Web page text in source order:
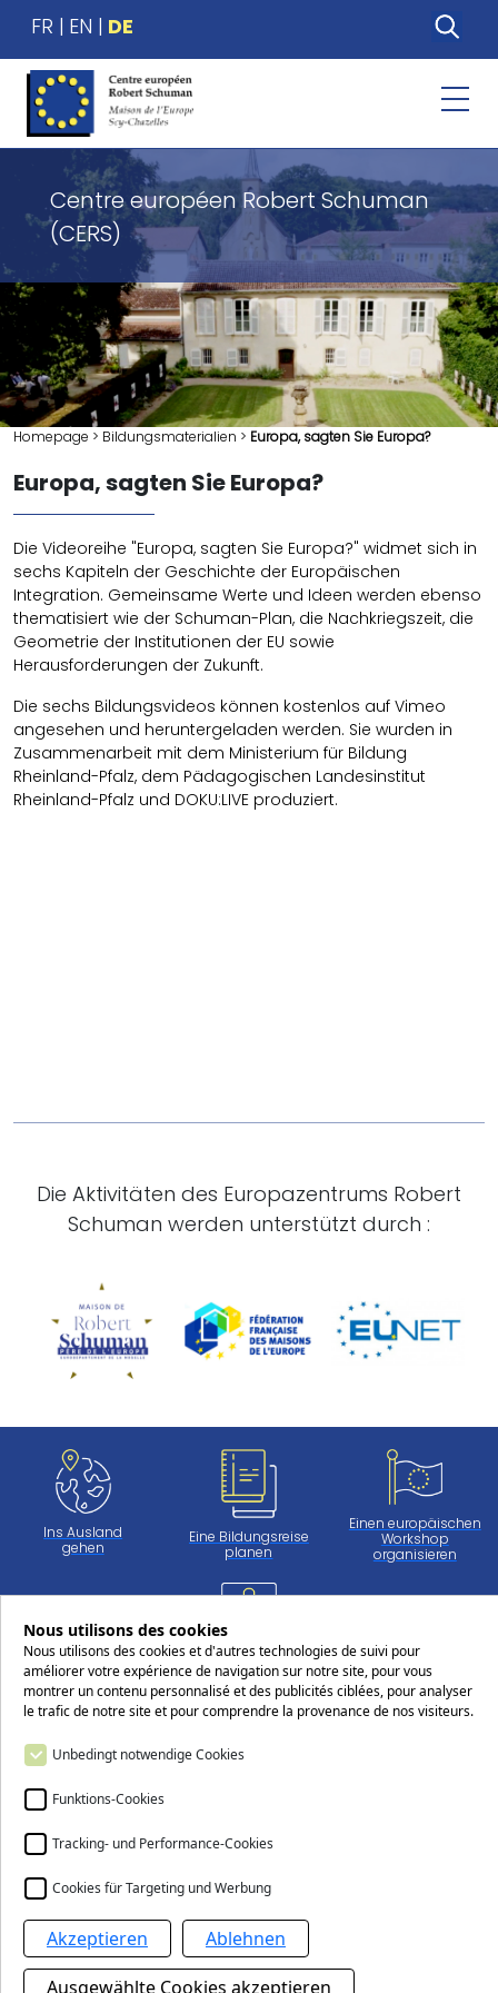
FR EN DE
Centre européen Robert Schuman
(CERS)
Homepage > Bildungsmaterialien > Europa, sagten Sie Europa?
Europa, sagten Sie Europa?
Die Videoreihe "Europa, sagten Sie Europa?" widmet sich in
sechs Kapiteln der Geschichte der Europäischen
Integration. Gemeinsame Werte und Ideen werden ebenso
thematisiert wie der Schuman-Plan, die Nachkriegszeit, die
Geometrie der Institutionen der EU sowie
Herausforderungen der Zukunft.
Die sechs Bildungsvideos können kostenlos auf Vimeo
angesehen und heruntergeladen werden. Sie wurden in
Zusammenarbeit mit dem Ministerium für Bildung
Rheinland-Pfalz, dem Pädagogischen Landesinstitut
Rheinland-Pfalz und DOKU:LIVE produziert.
Die Aktivitäten des Europazentrums Robert
Schuman werden unterstützt durch :
Ins Ausland
gehen
Eine Bildungsreise
planen
Einen europäischen
Workshop
organisieren
Arbeiten
beim CERS
Folgen Sie uns in den sozialen Netzwerken!
Kontakt
Das Centre européen Robert Schuman (CERS)
Nous utilisons des cookies
Nous utilisons des cookies et d'autres technologies de suivi pour
améliorer votre expérience de navigation sur notre site, pour vous
montrer un contenu personnalisé et des publicités ciblées, pour analyser
le trafic de notre site et pour comprendre la provenance de nos visiteurs.
Unbedingt notwendige Cookies
Funktions-Cookies
Tracking- und Performance-Cookies
Cookies für Targeting und Werbung
Akzeptieren Ablehnen